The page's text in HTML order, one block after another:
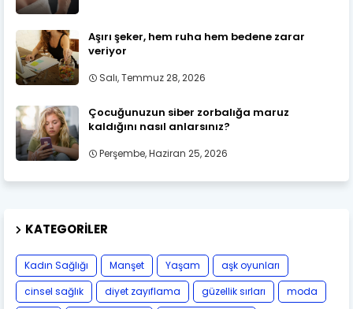
Aşırı şeker, hem ruha hem bedene zarar
veriyor
Salı, Temmuz 28, 2026
Çocuğunuzun siber zorbalığa maruz
kaldığını nasıl anlarsınız?
Perşembe, Haziran 25, 2026
KATEGORILER
Kadın Sağlığı Manşet Yaşam
aşk oyunları
cinsel sağlık
diyet zayıflama güzellik sırları
moda